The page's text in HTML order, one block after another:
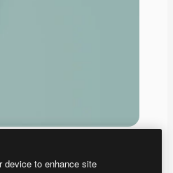
device to enhance site